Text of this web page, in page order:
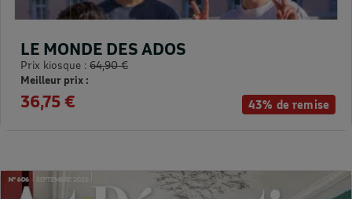
43% de remise
LE MONDE DES ADOS
Prix kiosque : 64,90 €
Meilleur prix :
36,75 €